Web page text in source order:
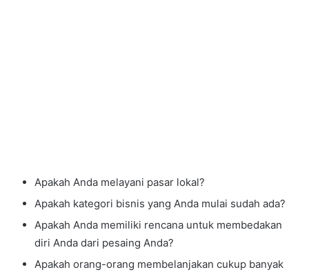
Apakah Anda melayani pasar lokal?
Apakah kategori bisnis yang Anda mulai sudah ada?
Apakah Anda memiliki rencana untuk membedakan
diri Anda dari pesaing Anda?
Apakah orang-orang membelanjakan cukup banyak